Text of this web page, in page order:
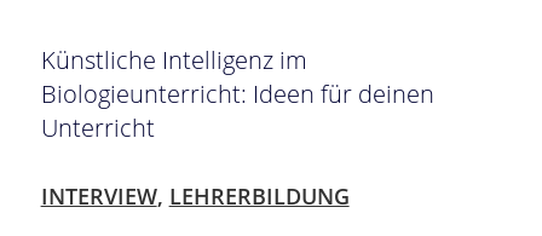
Künstliche Intelligenz im
Biologieunterricht: Ideen für deinen
Unterricht
INTERVIEW, LEHRERBILDUNG